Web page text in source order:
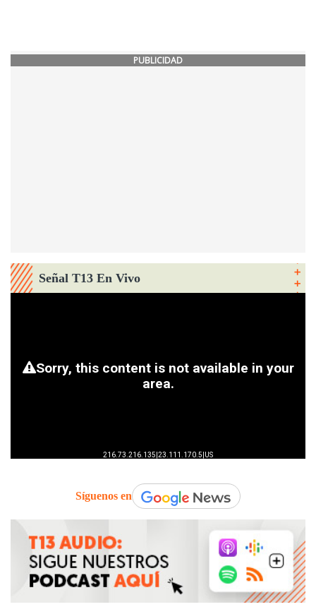
PUBLICIDAD
Señal T13 En Vivo
Síguenos en